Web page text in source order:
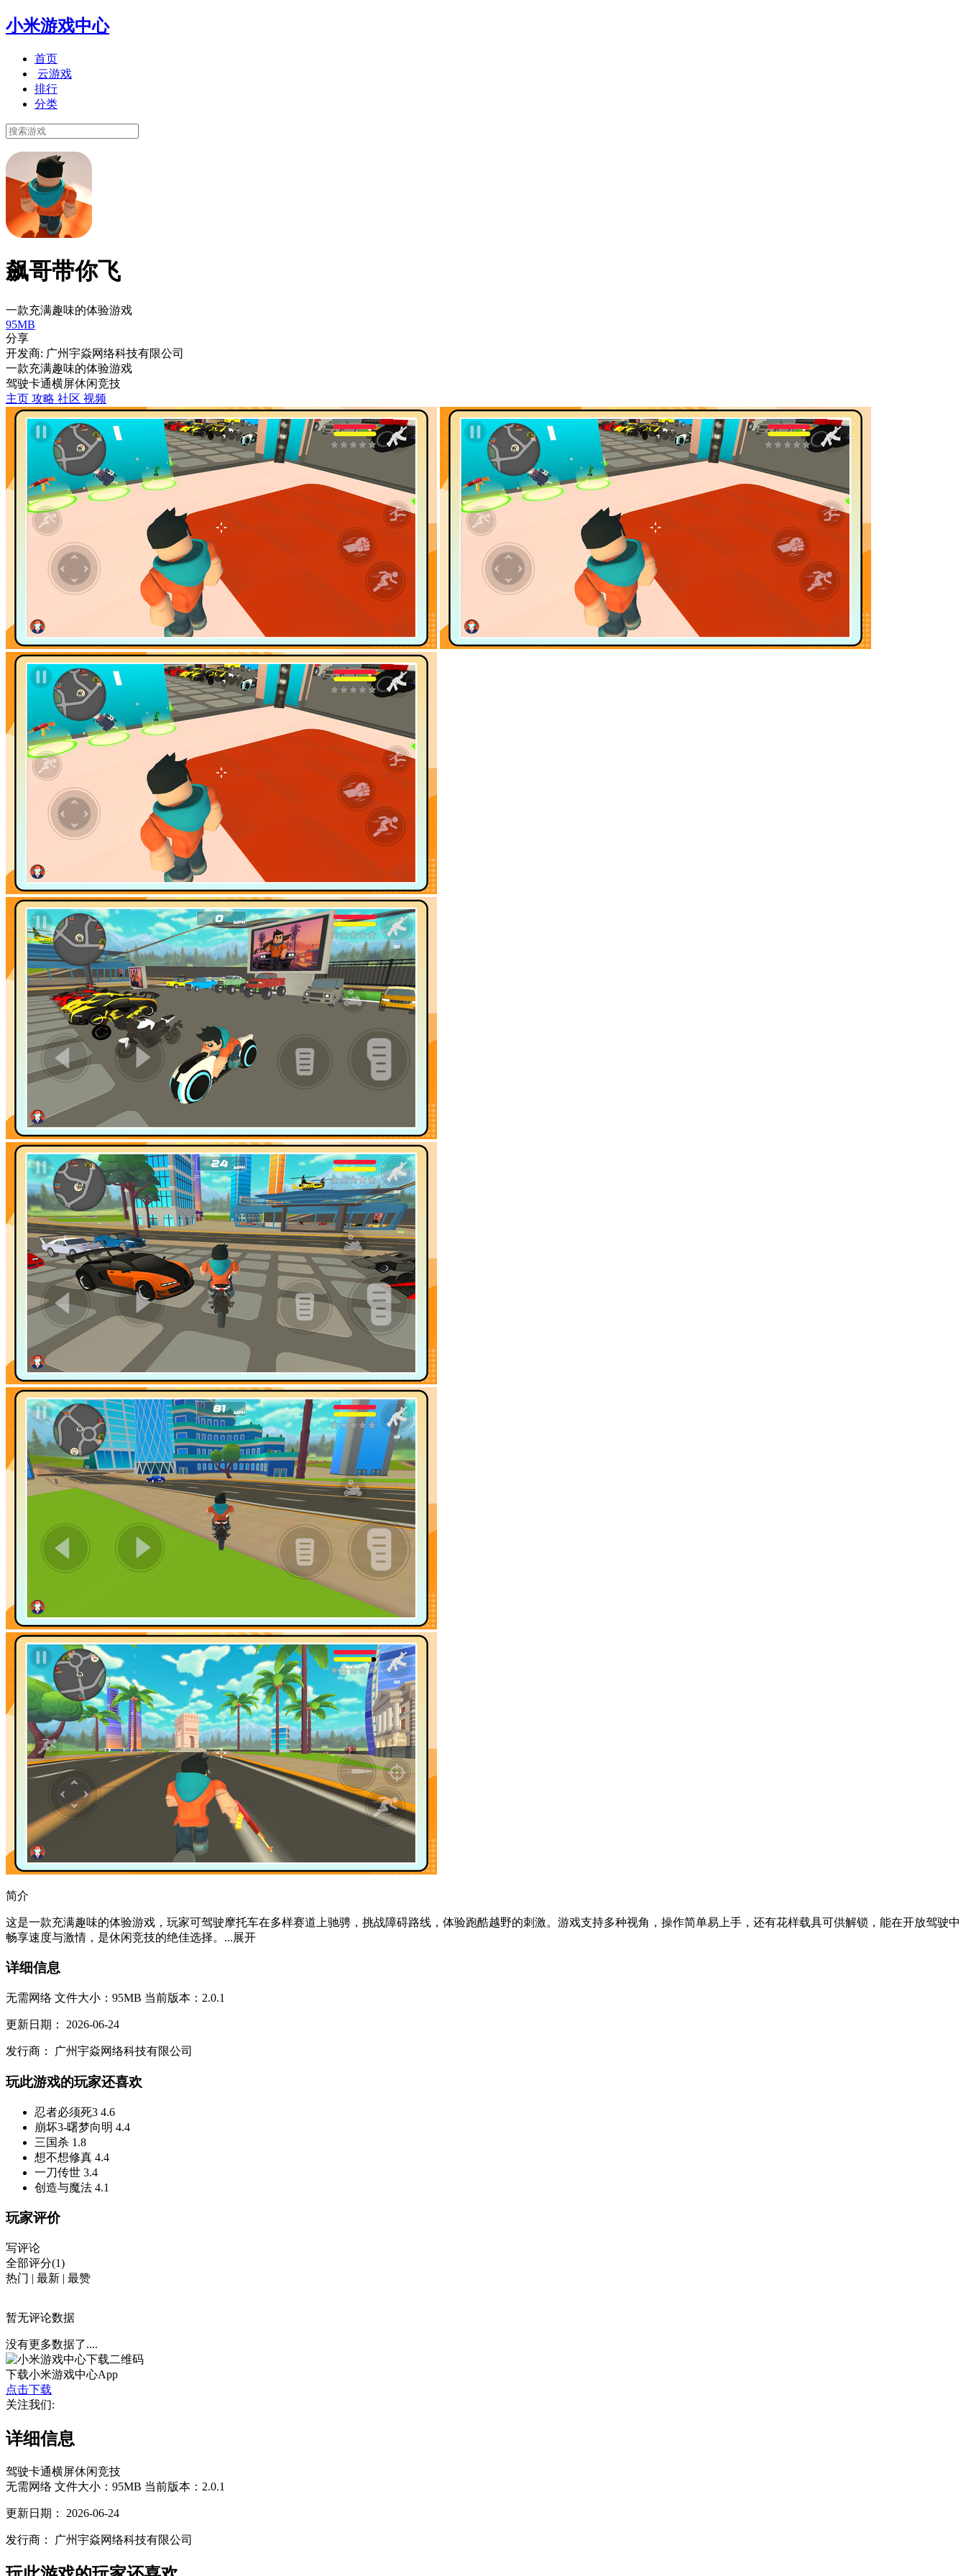
小米游戏中心
首页
云游戏
排行
分类
飙哥带你飞
一款充满趣味的体验游戏
95MB
分享
开发商: 广州宇焱网络科技有限公司
一款充满趣味的体验游戏
驾驶卡通横屏休闲竞技
主页 攻略 社区 视频
简介
这是一款充满趣味的体验游戏，玩家可驾驶摩托车在多样赛道上驰骋，挑战障碍路线，体验跑酷越野的刺激。游戏支持多种视角，操作简单易上手，还有花样载具可供解锁，能在开放驾驶中
畅享速度与激情，是休闲竞技的绝佳选择。...展开
详细信息
无需网络 文件大小：95MB 当前版本：2.0.1
更新日期： 2026-06-24
发行商： 广州宇焱网络科技有限公司
玩此游戏的玩家还喜欢
忍者必须死3 4.6
崩坏3-曙梦向明 4.4
三国杀 1.8
想不想修真 4.4
一刀传世 3.4
创造与魔法 4.1
玩家评价
写评论
全部评分(1)
热门 | 最新 | 最赞
暂无评论数据
没有更多数据了....
下载小米游戏中心App
点击下载
关注我们:
详细信息
驾驶卡通横屏休闲竞技
无需网络 文件大小：95MB 当前版本：2.0.1
更新日期： 2026-06-24
发行商： 广州宇焱网络科技有限公司